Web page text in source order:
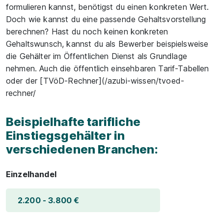
formulieren kannst, benötigst du einen konkreten Wert.
Doch wie kannst du eine passende Gehaltsvorstellung
berechnen? Hast du noch keinen konkreten
Gehaltswunsch, kannst du als Bewerber beispielsweise
die Gehälter im Öffentlichen Dienst als Grundlage
nehmen. Auch die öffentlich einsehbaren Tarif-Tabellen
oder der [TVöD-Rechner](/azubi-wissen/tvoed-
rechner/
Beispielhafte tarifliche
Einstiegsgehälter in
verschiedenen Branchen:
Einzelhandel
2.200 - 3.800 €